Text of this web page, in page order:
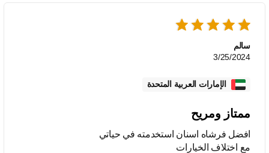
سالم
3/25/2024
الإمارات العربية المتحدة
ممتاز ومريح
افضل فرشاه اسنان استخدمته في حياتي
مع اختلاف الخيارات